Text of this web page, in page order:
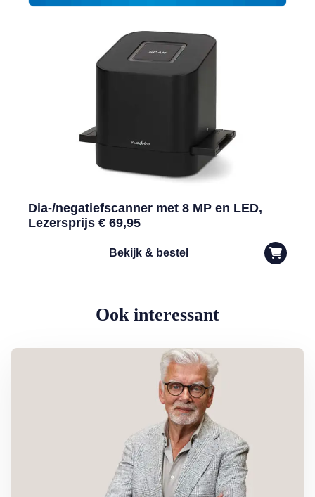
Dia-/negatiefscanner met 8 MP en LED,
Lezersprijs € 69,95
Bekijk & bestel
Ook interessant
Lees meer over Column Jan Slagter: Samen staan we sterk